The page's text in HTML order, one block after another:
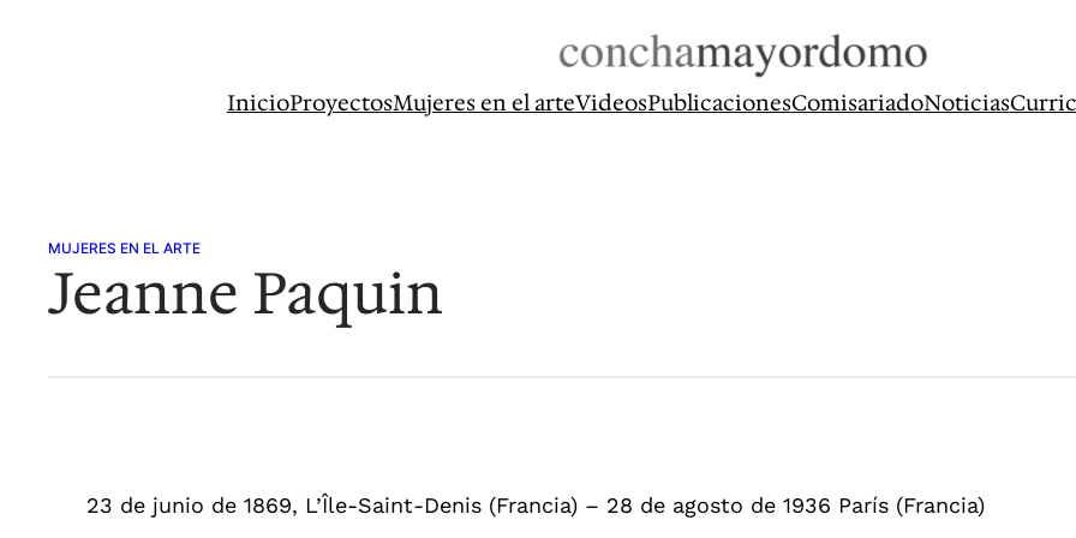
InicioProyectosMujeres en el arteVideosPublicacionesComisariadoNoticias
MUJERES EN EL ARTE
Jeanne Paquin
23 de junio de 1869, L’Île-Saint-Denis (Francia) – 28 de agosto de 1936 París (Francia)